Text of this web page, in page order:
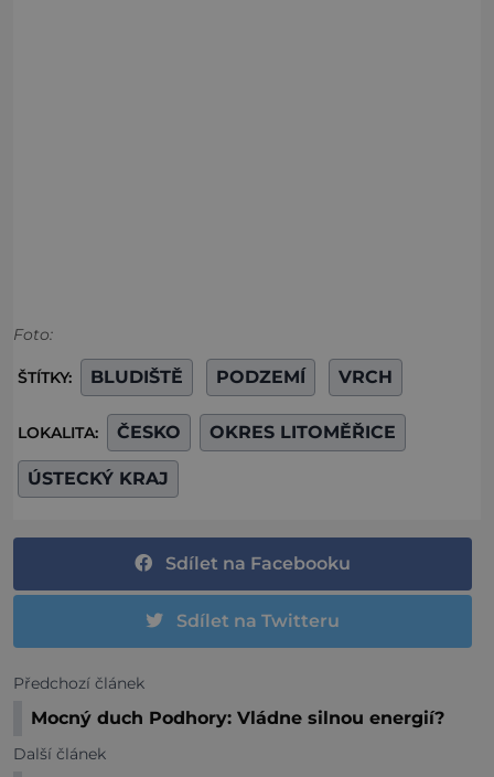
Foto:
ŠTÍTKY: BLUDIŠTĚ PODZEMÍ VRCH
LOKALITA: ČESKO OKRES LITOMĚŘICE
ÚSTECKÝ KRAJ
Sdílet na Facebooku
Sdílet na Twitteru
Předchozí článek
Mocný duch Podhory: Vládne silnou energií?
Další článek